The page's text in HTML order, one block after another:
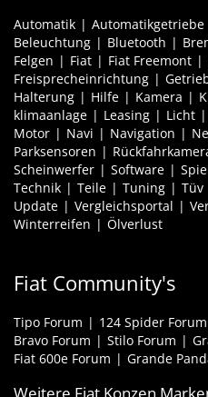
Automatik Automatikgetriebe
Beleuchtung
Bluetooth
Felgen
Fiat Fiat Freemont
Freisprecheinrichtung
Halterung
Hilfe Kamera
klimaanlage
Leasing Licht
Motor
Navi Navigation
Parksensoren
Scheinwerfer
Software
Technik
Teile Tuning Tüv
Update
Vergleichsportal
Winterreifen
Ölverlust
Fiat Community's
Tipo Forum 124 Spider Forum
Bravo Forum
Stilo Forum
Fiat 600e Forum
Grande